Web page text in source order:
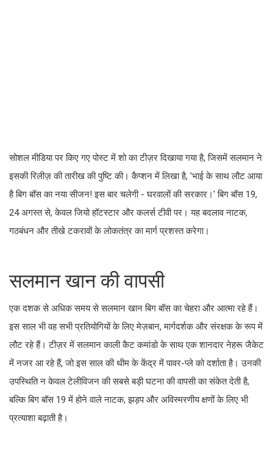
सोशल मीडिया पर किए गए पोस्ट में शो का टीज़र दिखाया गया है, जिसमें सलमान ने
इसकी रिलीज़ की तारीख की पुष्टि की। कैप्शन में लिखा है, 'भाई के साथ लौट आया
है बिग बॉस का नया सीजन! इस बार चलेगी - घरवालों की सरकार।' बिग बॉस 19,
24 अगस्त से, केवल जियो हॉटस्टार और कलर्स टीवी पर। यह बदलाव नाटक,
गठबंधन और तीखे टकरावों के लोकतंत्र का मार्ग प्रशस्त करेगा।
सलमान खान की वापसी
एक दशक से अधिक समय से सलमान खान बिग बॉस का चेहरा और आत्मा रहे हैं।
इस साल भी वह सभी प्रतियोगियों के लिए मेज़बान, मार्गदर्शक और संरक्षक के रूप में
लौट रहे हैं। टीज़र में सलमान काली कैट कमांडो के साथ एक शानदार नेहरू जैकेट
में नजर आ रहे हैं, जो इस साल की थीम के केंद्र में पावर-प्ले को दर्शाता है। उनकी
उपस्थिति न केवल टेलीविजन की सबसे बड़ी घटना की वापसी का संकेत देती है,
बल्कि बिग बॉस 19 में होने वाले नाटक, झड़प और अविस्मरणीय क्षणों के लिए भी
प्रत्याशा बढ़ाती है।